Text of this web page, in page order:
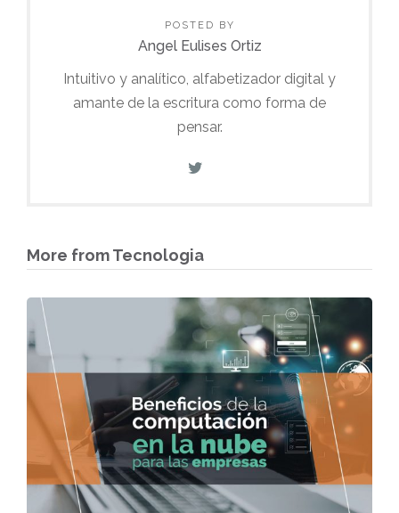
POSTED BY
Angel Eulises Ortiz
Intuitivo y analítico, alfabetizador digital y
amante de la escritura como forma de
pensar.
More from Tecnologia